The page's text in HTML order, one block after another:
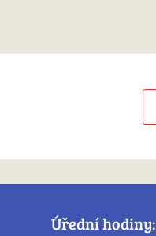
Úřední hodiny: